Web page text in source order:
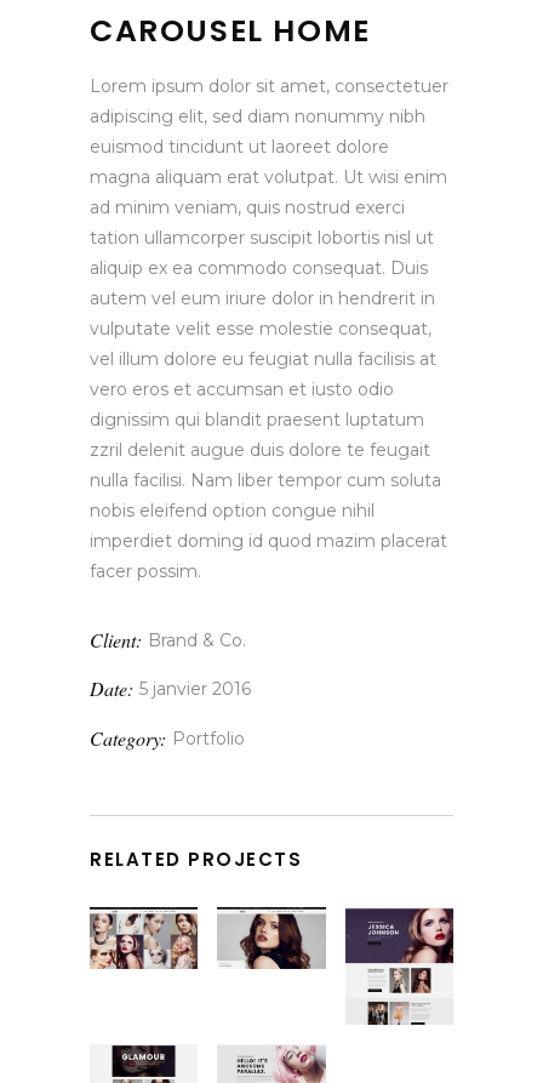
CAROUSEL HOME
Lorem ipsum dolor sit amet, consectetuer
adipiscing elit, sed diam nonummy nibh
euismod tincidunt ut laoreet dolore
magna aliquam erat volutpat. Ut wisi enim
ad minim veniam, quis nostrud exerci
tation ullamcorper suscipit lobortis nisl ut
aliquip ex ea commodo consequat. Duis
autem vel eum iriure dolor in hendrerit in
vulputate velit esse molestie consequat,
vel illum dolore eu feugiat nulla facilisis at
vero eros et accumsan et iusto odio
dignissim qui blandit praesent luptatum
zzril delenit augue duis dolore te feugait
nulla facilisi. Nam liber tempor cum soluta
nobis eleifend option congue nihil
imperdiet doming id quod mazim placerat
facer possim.
Client: Brand & Co.
Date: 5 janvier 2016
Category: Portfolio
RELATED PROJECTS